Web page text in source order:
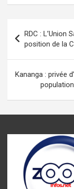
ce
b
o
o
k
at
s
A
p
p
n
de
l’article
RDC : L’Union
position de la
Kananga : privée